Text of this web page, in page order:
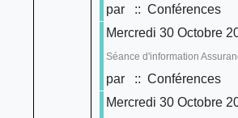
par
:: Conférences
Mercredi 30 Octobre
Séance d'information
par
:: Conférences
Mercredi 30 Octobre